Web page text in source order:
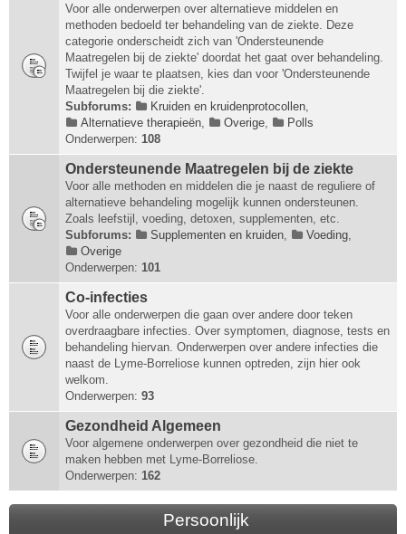
Voor alle onderwerpen over alternatieve middelen en
methoden bedoeld ter behandeling van de ziekte. Deze
categorie onderscheidt zich van 'Ondersteunende
Maatregelen bij de ziekte' doordat het gaat over behandeling.
Twijfel je waar te plaatsen, kies dan voor 'Ondersteunende
Maatregelen bij die ziekte'.
Subforums:
Kruiden en kruidenprotocollen,
Alternatieve therapieën, Overige,
Polls
Onderwerpen: 108
Ondersteunende Maatregelen bij de ziekte
Voor alle methoden en middelen die je naast de reguliere of
alternatieve behandeling mogelijk kunnen ondersteunen.
Zoals leefstijl, voeding, detoxen, supplementen, etc.
Subforums:
Supplementen en kruiden, Voeding,
Overige
Onderwerpen: 101
Co-infecties
Voor alle onderwerpen die gaan over andere door teken
overdraagbare infecties. Over symptomen, diagnose, tests en
behandeling hiervan. Onderwerpen over andere infecties die
naast de Lyme-Borreliose kunnen optreden, zijn hier ook
welkom.
Onderwerpen: 93
Gezondheid Algemeen
Voor algemene onderwerpen over gezondheid die niet te
maken hebben met Lyme-Borreliose.
Onderwerpen: 162
Persoonlijk